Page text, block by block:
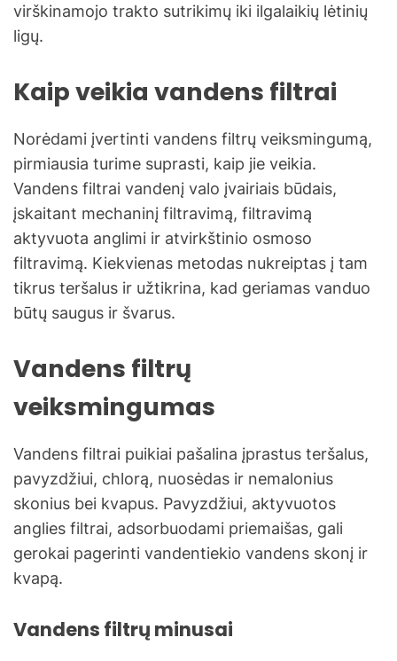
virškinamojo trakto sutrikimų iki ilgalaikių lėtinių
ligų.
Kaip veikia vandens filtrai
Norėdami įvertinti vandens filtrų veiksmingumą,
pirmiausia turime suprasti, kaip jie veikia.
Vandens filtrai vandenį valo įvairiais būdais,
įskaitant mechaninį filtravimą, filtravimą
aktyvuota anglimi ir atvirkštinio osmoso
filtravimą. Kiekvienas metodas nukreiptas į tam
tikrus teršalus ir užtikrina, kad geriamas vanduo
būtų saugus ir švarus.
Vandens filtrų
veiksmingumas
Vandens filtrai puikiai pašalina įprastus teršalus,
pavyzdžiui, chlorą, nuosėdas ir nemalonius
skonius bei kvapus. Pavyzdžiui, aktyvuotos
anglies filtrai, adsorbuodami priemaišas, gali
gerokai pagerinti vandentiekio vandens skonį ir
kvapą.
Vandens filtrų minusai